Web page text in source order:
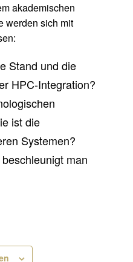
akademischen
werden sich mit
Stand und die
HPC-Integration?
ist die
Systemen?
man